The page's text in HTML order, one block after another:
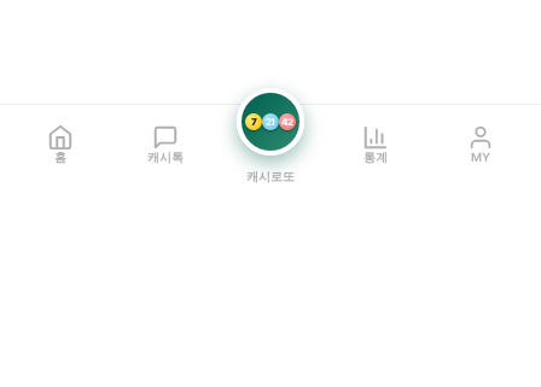
홈 캐시톡
7 21 42
캐시로또
통계 MY